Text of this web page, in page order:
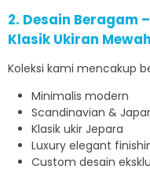
2. Desain Beragam
Klasik Ukiran Mewah
Koleksi kami mencakup
Minimalis modern
Scandinavian &
Klasik ukir Jepara
Luxury elegant
Custom desain